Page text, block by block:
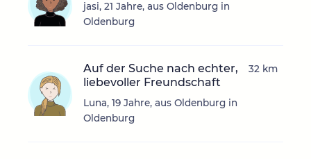
jasi, 21 Jahre, aus Oldenburg in
Oldenburg
Auf der Suche nach echter,
liebevoller Freundschaft
Luna, 19 Jahre, aus Oldenburg in
Oldenburg
32 km